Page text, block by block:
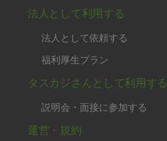
法人として利用する
法人として依頼する
福利厚生プラン
タスカジさんとして利用する
説明会・面接に参加する
運営・規約